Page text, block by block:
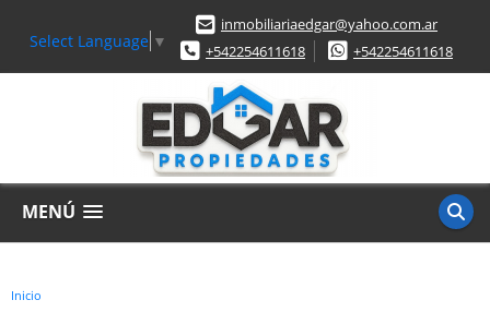
Select Language ▼
inmobiliariaedgar@yahoo.com.ar
+542254611618
+542254611618
MENÚ
Inicio